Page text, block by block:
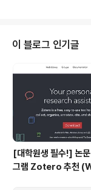
hanced mask decoder
BERT 및 RoBERTa 모
ecture, DeBERTa를
elf-attention을 기반으로
이 블로그 인기글
[대학원생 필수!] 논
그램 Zotero 추천